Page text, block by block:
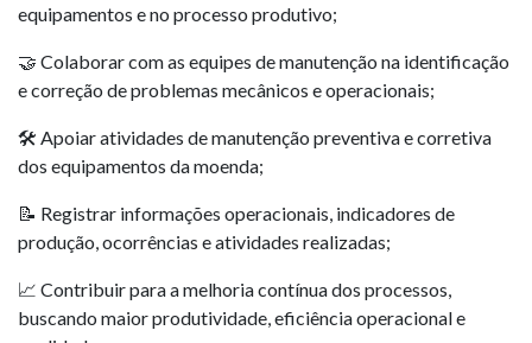
equipamentos e no processo produtivo;
🤝 Colaborar com as equipes de manutenção na identificação
e correção de problemas mecânicos e operacionais;
🛠️ Apoiar atividades de manutenção preventiva e corretiva
dos equipamentos da moenda;
📝 Registrar informações operacionais, indicadores de
produção, ocorrências e atividades realizadas;
📈 Contribuir para a melhoria contínua dos processos,
buscando maior produtividade, eficiência operacional e